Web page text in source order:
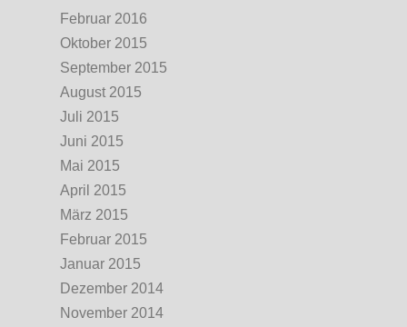
Februar 2016
Oktober 2015
September 2015
August 2015
Juli 2015
Juni 2015
Mai 2015
April 2015
März 2015
Februar 2015
Januar 2015
Dezember 2014
November 2014